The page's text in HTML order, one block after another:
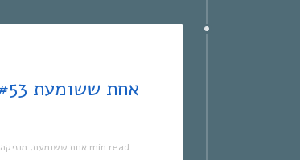
אחת ששומעת, מוזיקה 1 min read